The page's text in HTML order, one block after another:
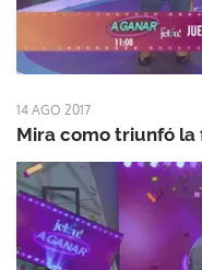
14 AGO 2017
Mira como triunfó la